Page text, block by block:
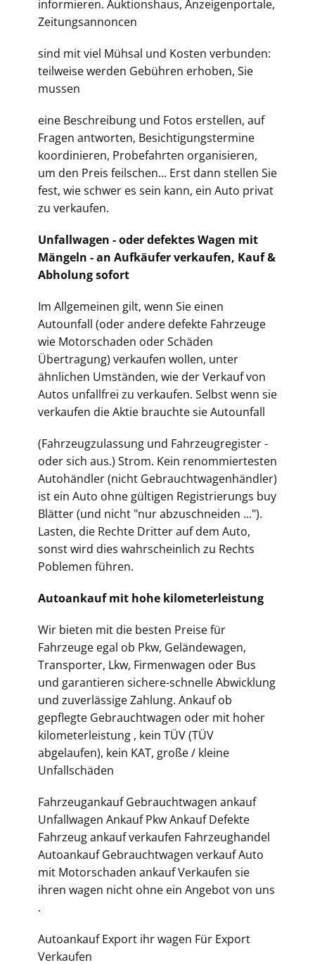
informieren. Auktionshaus, Anzeigenportale,
Zeitungsannoncen
sind mit viel Mühsal und Kosten verbunden:
teilweise werden Gebühren erhoben, Sie
mussen
eine Beschreibung und Fotos erstellen, auf
Fragen antworten, Besichtigungstermine
koordinieren, Probefahrten organisieren,
um den Preis feilschen... Erst dann stellen Sie
fest, wie schwer es sein kann, ein Auto privat
zu verkaufen.
Unfallwagen - oder defektes Wagen mit
Mängeln - an Aufkäufer verkaufen, Kauf &
Abholung sofort
Im Allgemeinen gilt, wenn Sie einen
Autounfall (oder andere defekte Fahrzeuge
wie Motorschaden oder Schäden
Übertragung) verkaufen wollen, unter
ähnlichen Umständen, wie der Verkauf von
Autos unfallfrei zu verkaufen. Selbst wenn sie
verkaufen die Aktie brauchte sie Autounfall
(Fahrzeugzulassung und Fahrzeugregister -
oder sich aus.) Strom. Kein renommiertesten
Autohändler (nicht Gebrauchtwagenhändler)
ist ein Auto ohne gültigen Registrierungs buy
Blätter (und nicht "nur abzuschneiden ...").
Lasten, die Rechte Dritter auf dem Auto,
sonst wird dies wahrscheinlich zu Rechts
Poblemen führen.
Autoankauf mit hohe kilometerleistung
Wir bieten mit die besten Preise für
Fahrzeuge egal ob Pkw, Geländewagen,
Transporter, Lkw, Firmenwagen oder Bus
und garantieren sichere-schnelle Abwicklung
und zuverlässige Zahlung. Ankauf ob
gepflegte Gebrauchtwagen oder mit hoher
kilometerleistung , kein TÜV (TÜV
abgelaufen), kein KAT, große / kleine
Unfallschäden
Fahrzeugankauf Gebrauchtwagen ankauf
Unfallwagen Ankauf Pkw Ankauf Defekte
Fahrzeug ankauf verkaufen Fahrzeughandel
Autoankauf Gebrauchtwagen verkauf Auto
mit Motorschaden ankauf Verkaufen sie
ihren wagen nicht ohne ein Angebot von uns
.
Autoankauf Export ihr wagen Für Export
Verkaufen